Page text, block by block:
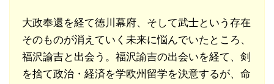
大政奉還を経て徳川幕府、そして武士という存在
そのものが消えていく未来に悩んでいたところ、
福沢諭吉と出会う。福沢諭吉の出会いを経て、剣
を捨て政治・経済を学欧州留学を決意するが、命